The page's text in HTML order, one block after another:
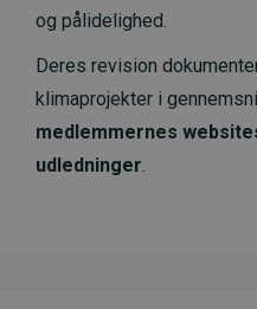
og pålidelighed.
Deres revision
klimaprojekter i
medlemmernes
udledninger.